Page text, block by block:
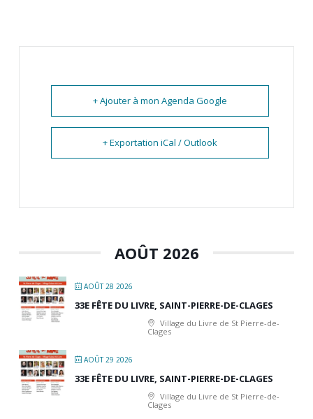
+ Ajouter à mon Agenda Google
+ Exportation iCal / Outlook
AOÛT 2026
AOÛT 28 2026
33E FÊTE DU LIVRE, SAINT-PIERRE-DE-CLAGES
Village du Livre de St Pierre-de-
Clages
AOÛT 29 2026
33E FÊTE DU LIVRE, SAINT-PIERRE-DE-CLAGES
Village du Livre de St Pierre-de-
Clages